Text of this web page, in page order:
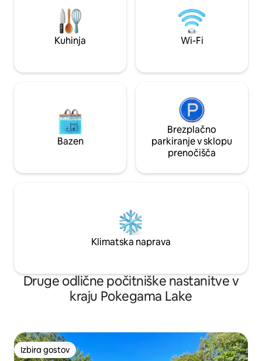
želite mirnega
Robin’s Nest
kanček čarovnije. Vaš miren oddih čaka
na vas.
Kuhinja Wi-Fi
Bazen
Brezplačno
parkiranje v sklopu
prenočišča
Klimatska naprava
Druge odlične počitniške nastanitve v
kraju Pokegama Lake
Izbira gostov
Izbira gostov